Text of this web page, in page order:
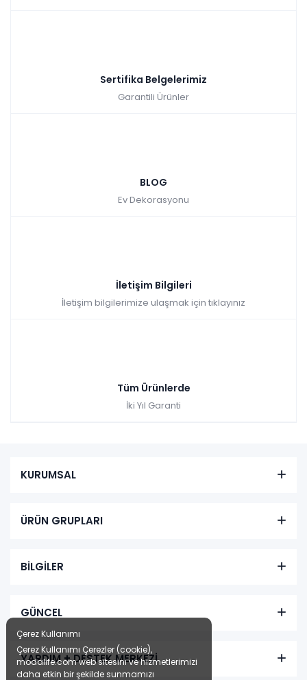
Sertifika Belgelerimiz
Garantili Ürünler
BLOG
Ev Dekorasyonu
İletişim Bilgileri
İletişim bilgilerimize ulaşmak için tıklayınız
Tüm Ürünlerde
İki Yıl Garanti
KURUMSAL
ÜRÜN GRUPLARI
BİLGİLER
GÜNCEL
YARDIM + DESTEK MERKEZİ
Çerez Kullanımı
Çerez Kullanımı Çerezler (cookie),
modalife.com web sitesini ve hizmetlerimizi
daha etkin bir şekilde sunmamızı